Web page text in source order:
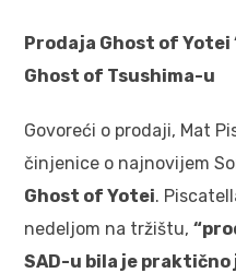
Prodaja Ghost of Yotei
Ghost of Tsushima-u
Govoreći o prodaji, Mat
činjenice o najnovijem
Ghost of Yotei.
nedeljom na tržištu,
SAD-u bila je